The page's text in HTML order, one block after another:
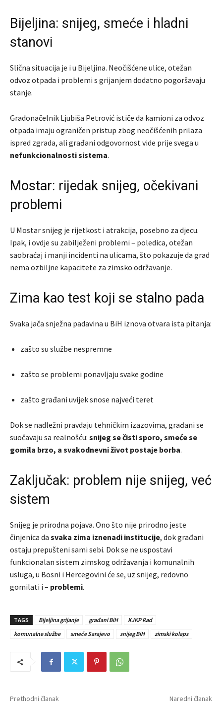
Bijeljina: snijeg, smeće i hladni
stanovi
Slična situacija je i u Bijeljina. Neočišćene ulice, otežan
odvoz otpada i problemi s grijanjem dodatno pogoršavaju
stanje.
Gradonačelnik Ljubiša Petrović ističe da kamioni za odvoz
otpada imaju ograničen pristup zbog neočišćenih prilaza
ispred zgrada, ali građani odgovornost vide prije svega u
nefunkcionalnosti sistema.
Mostar: rijedak snijeg, očekivani
problemi
U Mostarsnijeg je rijetkost i atrakcija, posebno za djecu.
Ipak, i ovdje su zabilježeni problemi – poledica, otežan
saobraćaj i manji incidenti na ulicama, što pokazuje da grad
nema ozbiljne kapacitete za zimsko održavanje.
Zima kao test koji se stalno pada
Svaka jača snježna padavina u BiH iznova otvara ista pitanja:
zašto su službe nespremne
zašto se problemi ponavljaju svake godine
zašto građani uvijek snose najveći teret
Dok se nadležni pravdaju tehničkim izazovima, građani se
suočavaju sa realnošću: snijeg se čisti sporo, smeće se
gomila brzo, a svakodnevni život postaje borba.
Zaključak: problem nije snijeg, već
sistem
Snijeg je prirodna pojava. Ono što nije prirodno jeste
činjenica da svaka zima iznenadi institucije, dok građani
ostaju prepušteni sami sebi. Dok se ne uspostavi
funkcionalan sistem zimskog održavanja i komunalnih
usluga, u Bosni i Hercegovini će se, uz snijeg, redovno
gomilati i – problemi.
TAGS Bijeljina grijanje građani BiH
KJKP Rad
komunalne službe
smeće Sarajevo snijeg BiH zimski kolaps
Prethodni članak Naredni članak